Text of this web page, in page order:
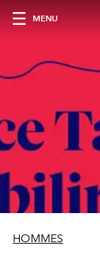
MENU
HOMMES